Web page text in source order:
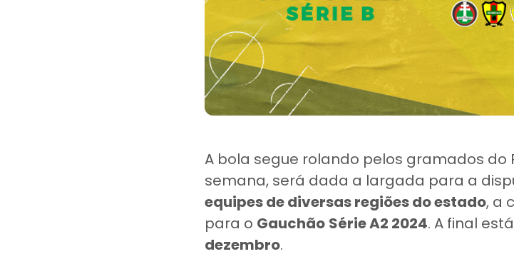
A bola segue rolando pelos gramados do
semana, será dada a largada para a
equipes de diversas regiões do estado, a
para o Gauchão Série A2 2024. A final
dezembro.